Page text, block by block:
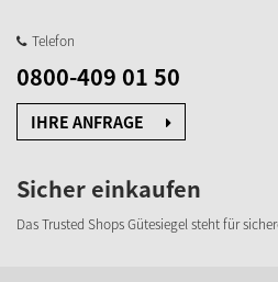
Telefon
0800-409 01 50
IHRE ANFRAGE
Sicher einkaufen
Das Trusted Shops Gütesiegelsteht für